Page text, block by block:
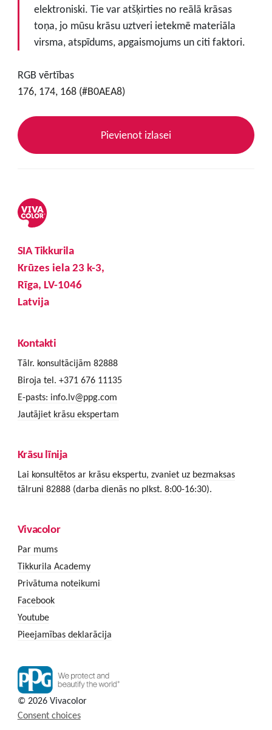
elektroniski. Tie var atšķirties no reālā krāsas
toņa, jo mūsu krāsu uztveri ietekmē materiāla
virsma, atspīdums, apgaismojums un citi faktori.
RGB vērtības
176, 174, 168 (#B0AEA8)
Pievienot izlasei
SIA Tikkurila
Krūzes iela 23 k-3,
Rīga, LV-1046
Latvija
Kontakti
Tālr. konsultācijām 82888
Biroja tel. +371 676 11135
E-pasts: info.lv@ppg.com
Jautājiet krāsu ekspertam
Krāsu līnija
Lai konsultētos ar krāsu ekspertu, zvaniet uz bezmaksas
tālruni 82888 (darba dienās no plkst. 8:00-16:30).
Vivacolor
Par mums
Tikkurila Academy
Privātuma noteikumi
Facebook
Youtube
Pieejamības deklarācija
© 2026 Vivacolor
Consent choices